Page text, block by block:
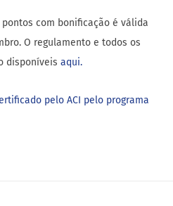
com bonificação é válida
O regulamento e todos os
disponíveis aqui.
pelo ACI pelo programa